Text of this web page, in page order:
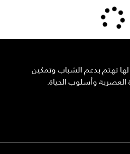
تهتم بدعم الشباب وتمكين
العصرية وأسلوب الحياة.